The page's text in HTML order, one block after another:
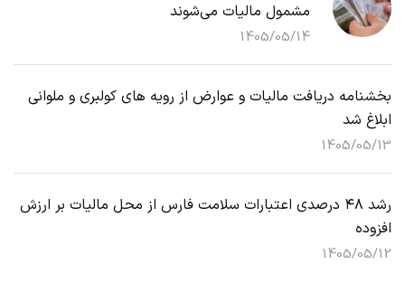
مشمول مالیات می‌شوند
1405/05/14
بخشنامه دریافت مالیات و عوارض از رویه های کولبری و ملوانی
ابلاغ شد
1405/05/13
رشد ۴۸ درصدی اعتبارات سلامت فارس از محل مالیات بر ارزش
افزوده
1405/05/12